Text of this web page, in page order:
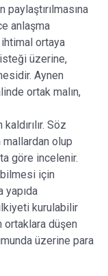
paylaştırılmasına
anlaşma
ortaya
üzerine,
Aynen
ortak malın,
Söz
olup
göre incelenir.
için
yapıda
kurulabilir
ortaklara düşen
üzerine para